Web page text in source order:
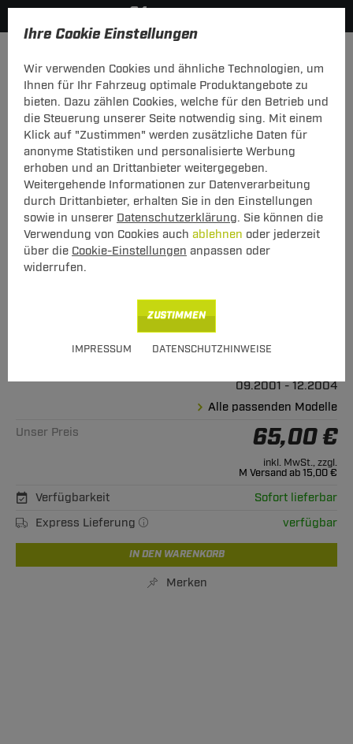
Ihre Cookie Einstellungen
Wir verwenden Cookies und ähnliche Technologien, um
Ihnen für Ihr Fahrzeug optimale Produktangebote zu
bieten. Dazu zählen Cookies, welche für den Betrieb und
die Steuerung unserer Seite notwendig sing. Mit einem
Klick auf "Zustimmen" werden zusätzliche Daten für
anonyme Statistiken und personalisierte Werbung
erhoben und an Drittanbieter weitergegeben.
Weitergehende Informationen zur Datenverarbeitung
durch Drittanbieter, erhalten Sie in den Einstellungen
sowie in unserer Datenschutzerklärung. Sie können die
Verwendung von Cookies auch ablehnen oder jederzeit
über die Cookie-Einstellungen anpassen oder
widerrufen.
IMPRESSUM DATENSCHUTZHINWEISE
ZUSTIMMEN
Hier geht's zur Fahrzeugübersicht: Audi A4 Avant
G3 Dachträger Clop Audi A4 Avant
09.2001 - 12.2004
mit offener Dachreling
Geeignet für
09.2001 - 12.2004
Alle passenden Modelle
Unser Preis
65,00 €
inkl. MwSt., zzgl.
M Versand ab 15,00 €
Verfügbarkeit
Sofort lieferbar
Express Lieferung
verfügbar
IN DEN WARENKORB
Merken